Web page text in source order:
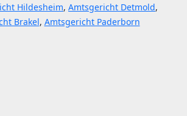
Hildesheim, Amtsgericht Detmold,
Brakel, Amtsgericht Paderborn